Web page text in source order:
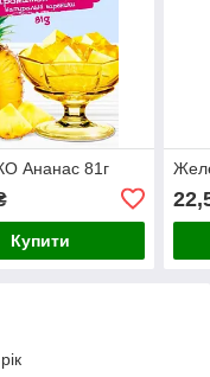
Ананас 81г
Купити